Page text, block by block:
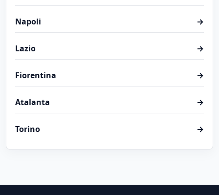
Napoli →
Lazio →
Fiorentina →
Atalanta →
Torino →